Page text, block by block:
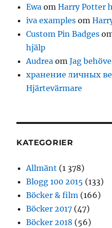
Ewa omHarry Potter
iva examples om
Custom Pin Badges
hjälp
Audrea omJag
хранение личных
Hjärtevärmare
KATEGORIER
Allmänt (1 378)
Blogg 100 2015 (133)
Böcker & film (166)
Böcker 2017 (47)
Böcker 2018 (56)